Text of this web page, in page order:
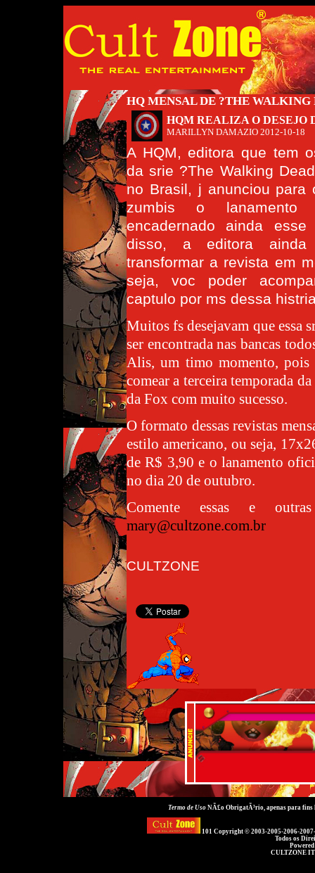
HQ MENSAL DE ?THE WALKING
HQM REALIZA O DESEJO
MARILLYN DAMAZIO 2012-10-18
A HQM, editora que tem
da srie ?The Walking
no Brasil, j anunciou para
zumbis o
encadernado ainda
disso, a editora ainda
transformar a revista em
seja, voc poder
captulo por ms dessa
Muitos fs desejavam que essa
ser encontrada nas bancas
Alis, um timo momento, pois
comear a terceira temporada
da Fox com muito sucesso.
O formato dessas revistas
estilo americano, ou seja,
de R$ 3,90 e o lanamento
no dia 20 de outubro.
Comente essas e
mary@cultzone.com.br
CULTZONE
Termo de UsoNÃ£o ObrigatÃ³rio, apenas para
101 Copyright © 2003-2005-2006-
Todos os
CULTZONE